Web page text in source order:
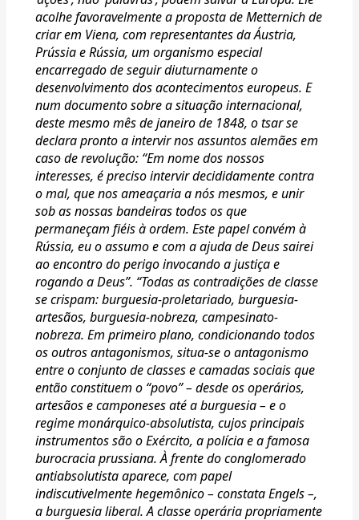
acolhe favoravelmente a proposta de Metternich de
criar em Viena, com representantes da Áustria,
Prússia e Rússia, um organismo especial
encarregado de seguir diuturnamente o
desenvolvimento dos acontecimentos europeus. E
num documento sobre a situação internacional,
deste mesmo mês de janeiro de 1848, o tsar se
declara pronto a intervir nos assuntos alemães em
caso de revolução: “Em nome dos nossos
interesses, é preciso intervir decididamente contra
o mal, que nos ameaçaria a nós mesmos, e unir
sob as nossas bandeiras todos os que
permaneçam fiéis à ordem. Este papel convém à
Rússia, eu o assumo e com a ajuda de Deus sairei
ao encontro do perigo invocando a justiça e
rogando a Deus”. “Todas as contradições de classe
se crispam: burguesia-proletariado, burguesia-
artesãos, burguesia-nobreza, campesinato-
nobreza. Em primeiro plano, condicionando todos
os outros antagonismos, situa-se o antagonismo
entre o conjunto de classes e camadas sociais que
então constituem o “povo” – desde os operários,
artesãos e camponeses até a burguesia – e o
regime monárquico-absolutista, cujos principais
instrumentos são o Exército, a polícia e a famosa
burocracia prussiana. À frente do conglomerado
antiabsolutista aparece, com papel
indiscutivelmente hegemônico – constata Engels –,
a burguesia liberal. A classe operária propriamente